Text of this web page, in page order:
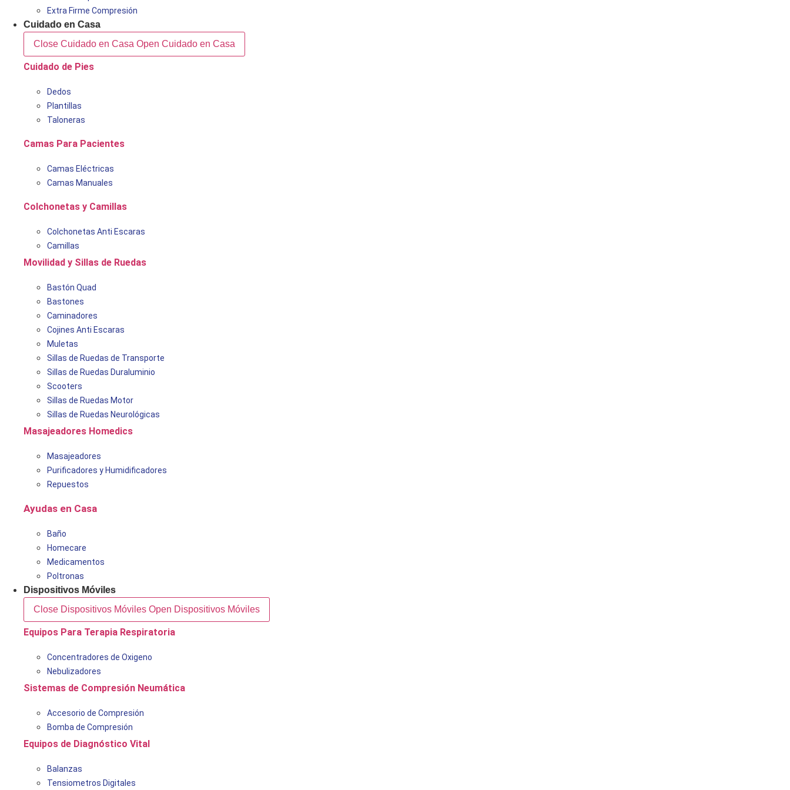
Extra Firme Compresión
Cuidado en Casa
Close Cuidado en Casa Open Cuidado en Casa
Cuidado de Pies
Dedos
Plantillas
Taloneras
Camas Para Pacientes
Camas Eléctricas
Camas Manuales
Colchonetas y Camillas
Colchonetas Anti Escaras
Camillas
Movilidad y Sillas de Ruedas
Bastón Quad
Bastones
Caminadores
Cojines Anti Escaras
Muletas
Sillas de Ruedas de Transporte
Sillas de Ruedas Duraluminio
Scooters
Sillas de Ruedas Motor
Sillas de Ruedas Neurológicas
Masajeadores Homedics
Masajeadores
Purificadores y Humidificadores
Repuestos
Ayudas en Casa
Baño
Homecare
Medicamentos
Poltronas
Dispositivos Móviles
Close Dispositivos Móviles Open Dispositivos Móviles
Equipos Para Terapia Respiratoria
Concentradores de Oxigeno
Nebulizadores
Sistemas de Compresión Neumática
Accesorio de Compresión
Bomba de Compresión
Equipos de Diagnóstico Vital
Balanzas
Tensiometros Digitales